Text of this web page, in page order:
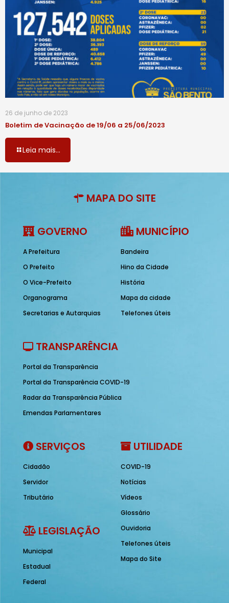
26 de junho de 2023
Boletim de Vacinação de 19/06 a 25/06/2023
Leia mais...
MAPA DO SITE
GOVERNO
A Prefeitura
O Prefeito
O Vice-Prefeito
Organograma
Secretarias e Autarquias
MUNICÍPIO
Bandeira
Hino da Cidade
História
Mapa da cidade
Telefones úteis
TRANSPARÊNCIA
Portal da Transparência
Portal da Transparência COVID-19
Radar da Transparência Pública
Emendas Parlamentares
SERVIÇOS
Cidadão
Servidor
Tributário
LEGISLAÇÃO
Municipal
Estadual
Federal
UTILIDADE
COVID-19
Notícias
Vídeos
Glossário
Ouvidoria
Telefones úteis
Mapa do Site